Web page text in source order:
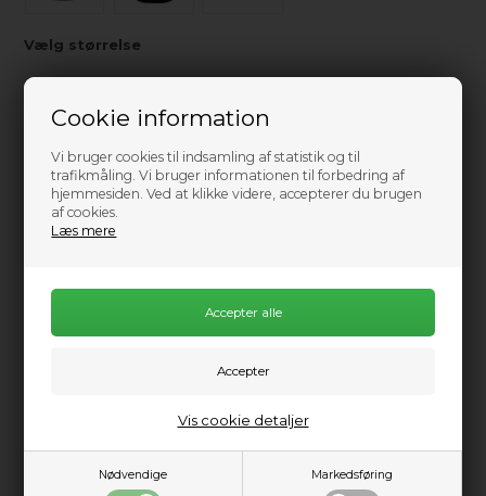
Cookie information
Vi bruger cookies til indsamling af statistik og til
trafikmåling. Vi bruger informationen til forbedring af
hjemmesiden. Ved at klikke videre, accepterer du brugen
af cookies.
Læs mere
Nødvendige Markedsføring
Vis cookie detaljer
Vælg størrelse
Send mail når varen kommer på lager igen
1.499,00DKK
Praktisk info
Mystic Star Waist er en taljetrapez der leverer komfort og
giver en dejlig følelse i ryggen. Dette i kombination med
Mystic Star flytter sig ikke takket være den skridsikre